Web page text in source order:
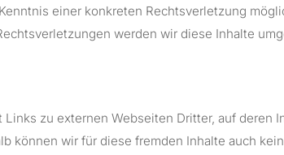
einer konkreten Rechtsverletzung
werden wir diese Inhalte
Links zu externen Webseiten Dritter, auf deren
können wir für diese fremden Inhalte auch